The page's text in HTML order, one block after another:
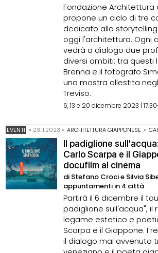
Fondazione Architettura
propone un ciclo di tre
dedicato allo
oggi l'architettura. Ogni
vedrà a dialogo due
diversi ambiti: tra questi
Brenna e il fotografo
una mostra allestita
Treviso.
6, 13 e 20 dicembre 2023 |
EVENTI • 23.11.2023 • ARCHITETTURA GIAPPONESE •
Il padiglione
Carlo Scarpa e il
docufilm al cinema
di Stefano Croci e Silvia
appuntamenti in 4 città
Partirà il 6 dicembre il
padiglione sull'acqua", il
legame estetico e
Scarpa e il Giappone. I
il dialogo mai avvenuto